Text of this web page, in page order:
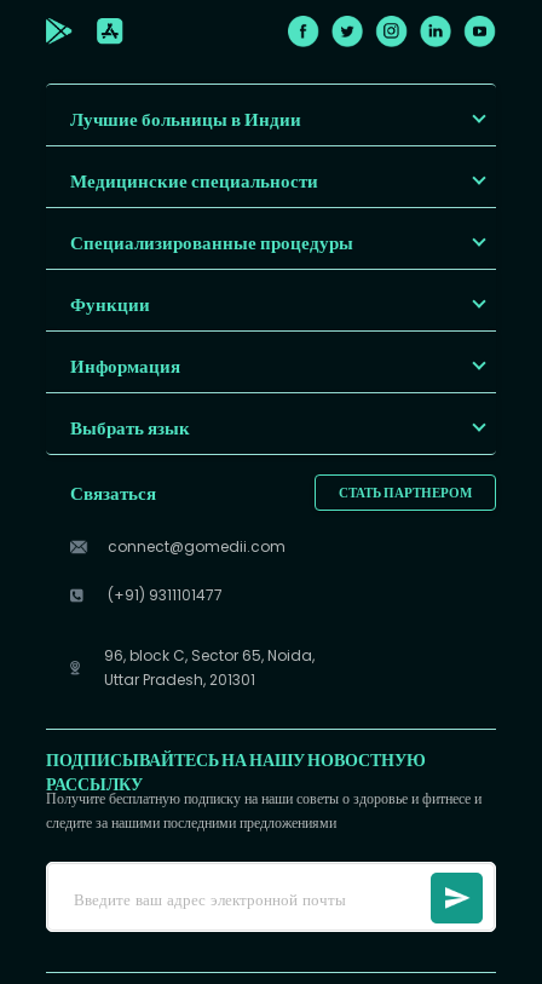
Лучшие больницы в Индии
Медицинские специальности
Специализированные процедуры
Функции
Информация
Выбрать язык
СТАТЬ ПАРТНЕРОМ
Связаться
connect@gomedii.com
(+91) 9311101477
96, block C, Sector 65, Noida,
Uttar Pradesh, 201301
ПОДПИСЫВАЙТЕСЬ НА НАШУ НОВОСТНУЮ
РАССЫЛКУ
Получите бесплатную подписку на наши советы о здоровье и фитнесе и
следите за нашими последними предложениями